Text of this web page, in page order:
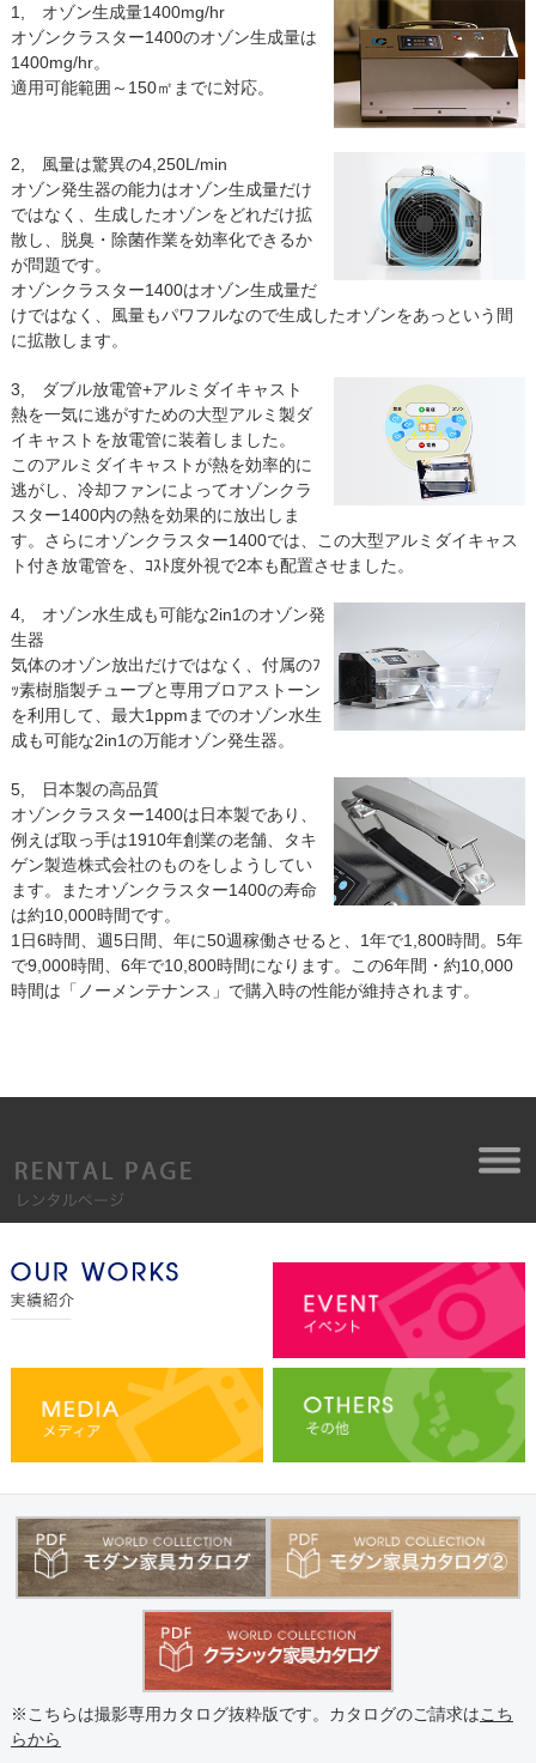
1, オゾン生成量1400mg/hr
オゾンクラスター1400のオゾン生成量は
1400mg/hr。
適用可能範囲～150㎡までに対応。
2, 風量は驚異の4,250L/min
オゾン発生器の能力はオゾン生成量だけ
ではなく、生成したオゾンをどれだけ拡
散し、脱臭・除菌作業を効率化できるか
が問題です。
オゾンクラスター1400はオゾン生成量だ
けではなく、風量もパワフルなので生成したオゾンをあっという間
に拡散します。
3, ダブル放電管+アルミダイキャスト
熱を一気に逃がすための大型アルミ製ダ
イキャストを放電管に装着しました。
このアルミダイキャストが熱を効率的に
逃がし、冷却ファンによってオゾンクラ
スター1400内の熱を効果的に放出しま
す。さらにオゾンクラスター1400では、この大型アルミダイキャス
ト付き放電管を、ｺｽﾄ度外視で2本も配置させました。
4, オゾン水生成も可能な2in1のオゾン発
生器
気体のオゾン放出だけではなく、付属のﾌ
ｯ素樹脂製チューブと専用ブロアストーン
を利用して、最大1ppmまでのオゾン水生
成も可能な2in1の万能オゾン発生器。
5, 日本製の高品質
オゾンクラスター1400は日本製であり、
例えば取っ手は1910年創業の老舗、タキ
ゲン製造株式会社のものをしようしてい
ます。またオゾンクラスター1400の寿命
は約10,000時間です。
1日6時間、週5日間、年に50週稼働させると、1年で1,800時間。5年
で9,000時間、6年で10,800時間になります。この6年間・約10,000
時間は「ノーメンテナンス」で購入時の性能が維持されます。
※こちらは撮影専用カタログ抜粋版です。カタログのご請求はこち
らから